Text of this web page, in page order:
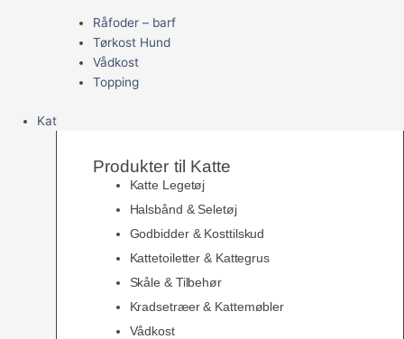
Råfoder – barf
Tørkost Hund
Vådkost
Topping
Kat
Produkter til Katte
Katte Legetøj
Halsbånd & Seletøj
Godbidder & Kosttilskud
Kattetoiletter & Kattegrus
Skåle & Tilbehør
Kradsetræer & Kattemøbler
Vådkost